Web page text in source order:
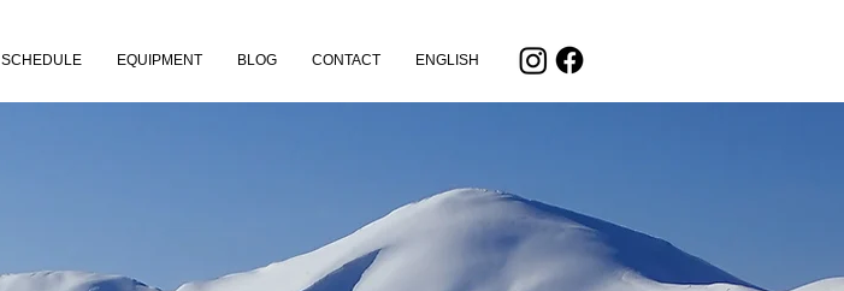
SCHEDULE EQUIPMENT BLOG CONTACT ENGLISH